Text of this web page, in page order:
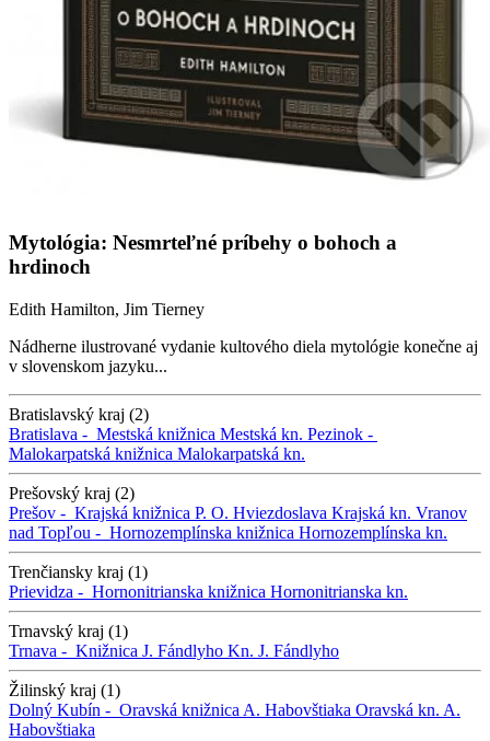
Mytológia: Nesmrteľné príbehy o bohoch a
hrdinoch
Edith Hamilton, Jim Tierney
Nádherne ilustrované vydanie kultového diela mytológie konečne aj
v slovenskom jazyku...
Bratislavský kraj (2)
Bratislava - Mestská knižnica Mestská kn. Pezinok -
Malokarpatská knižnica Malokarpatská kn.
Prešovský kraj (2)
Prešov - Krajská knižnica P. O. Hviezdoslava Krajská kn. Vranov
nad Topľou - Hornozemplínska knižnica Hornozemplínska kn.
Trenčiansky kraj (1)
Prievidza - Hornonitrianska knižnica Hornonitrianska kn.
Trnavský kraj (1)
Trnava - Knižnica J. Fándlyho Kn. J. Fándlyho
Žilinský kraj (1)
Dolný Kubín - Oravská knižnica A. Habovštiaka Oravská kn. A.
Habovštiaka